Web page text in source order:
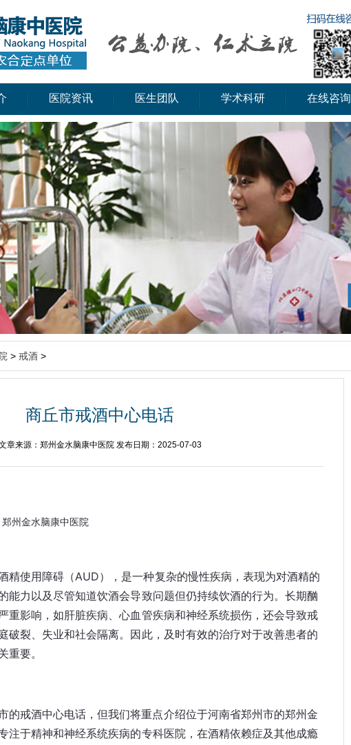
医院资讯 医生团队 学术科研 在线咨询
> 戒酒 >
商丘市戒酒中心电话
章来源：郑州金水脑康中医院 发布日期：2025-07-03
州金水脑康中医院
精使用障碍（AUD），是一种复杂的慢性疾病，表现为对酒精的
能力以及尽管知道饮酒会导致问题但仍持续饮酒的行为。长期酗
重影响，如肝脏疾病、心血管疾病和神经系统损伤，还会导致戒
破裂、失业和社会隔离。因此，及时有效的治疗对于改善患者的
重要。
的戒酒中心电话，但我们将重点介绍位于河南省郑州市的郑州金
注于精神和神经系统疾病的专科医院，在酒精依赖症及其他成瘾